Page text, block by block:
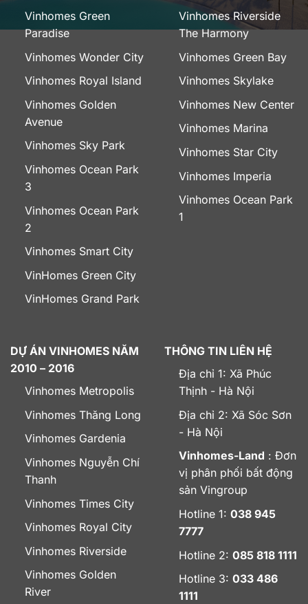
Vinhomes Green
Paradise
Vinhomes Wonder City
Vinhomes Royal Island
Vinhomes Golden
Avenue
Vinhomes Sky Park
Vinhomes Ocean Park
3
Vinhomes Ocean Park
2
Vinhomes Smart City
VinHomes Green City
VinHomes Grand Park
Vinhomes Riverside
The Harmony
Vinhomes Green Bay
Vinhomes Skylake
Vinhomes New Center
Vinhomes Marina
Vinhomes Star City
Vinhomes Imperia
Vinhomes Ocean Park
1
DỰ ÁN VINHOMES NĂM
2010 – 2016
Vinhomes Metropolis
Vinhomes Thăng Long
Vinhomes Gardenia
Vinhomes Nguyễn Chí
Thanh
Vinhomes Times City
Vinhomes Royal City
Vinhomes Riverside
Vinhomes Golden
River
THÔNG TIN LIÊN HỆ
Địa chỉ 1: Xã Phúc
Thịnh - Hà Nội
Địa chỉ 2: Xã Sóc Sơn
- Hà Nội
Vinhomes-Land : Đơn
vị phân phối bất động
sản Vingroup
Hotline 1: 038 945
7777
Hotline 2: 085 818 1111
Hotline 3: 033 486
1111